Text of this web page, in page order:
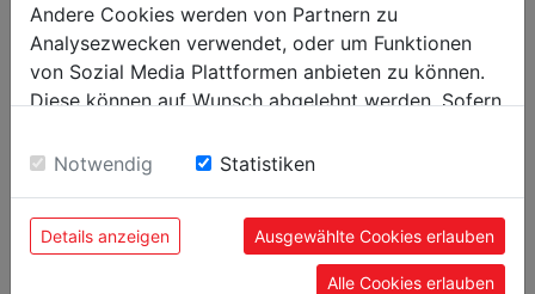
BOHRFUTTER-SPANNZANGEN
Andere Cookies werden von Partnern zu
Analysezwecken verwendet, oder um Funktionen
von Sozial Media Plattformen anbieten zu können.
Diese können auf Wunsch abgelehnt werden. Sofern
Einwilligung zu unseren Cookies.
Notwendig Statistiken
Details anzeigen Ausgewählte Cookies erlauben
Alle Cookies erlauben